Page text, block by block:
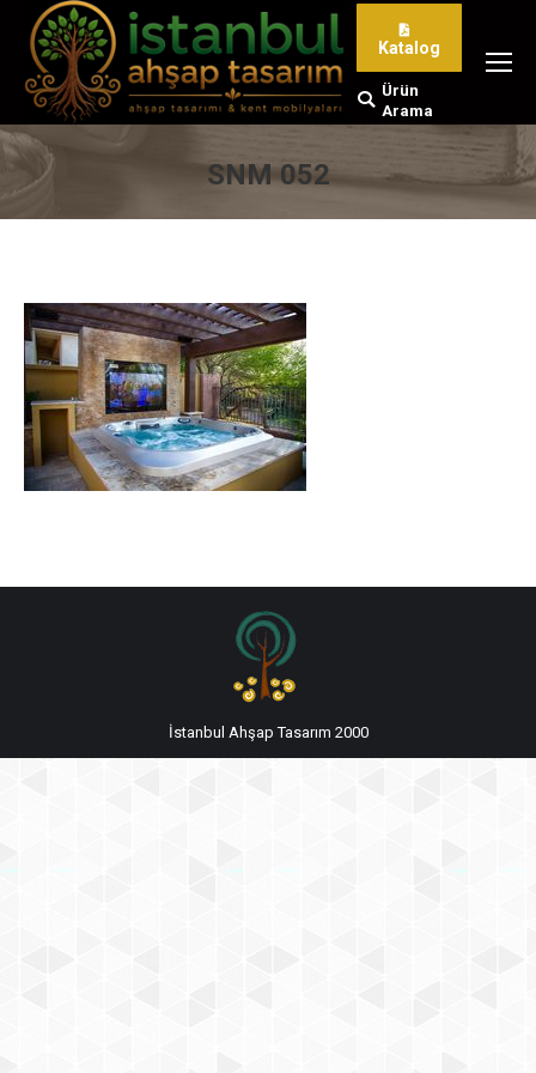
Katalog
Search:
Ürün
Arama
SNM 052
İstanbul Ahşap Tasarım 2000